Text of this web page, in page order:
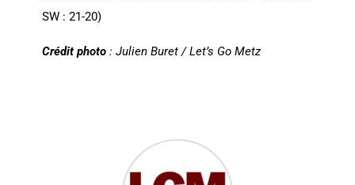
SW : 21-20)
Crédit photo: Julien Buret / Let’s Go Metz